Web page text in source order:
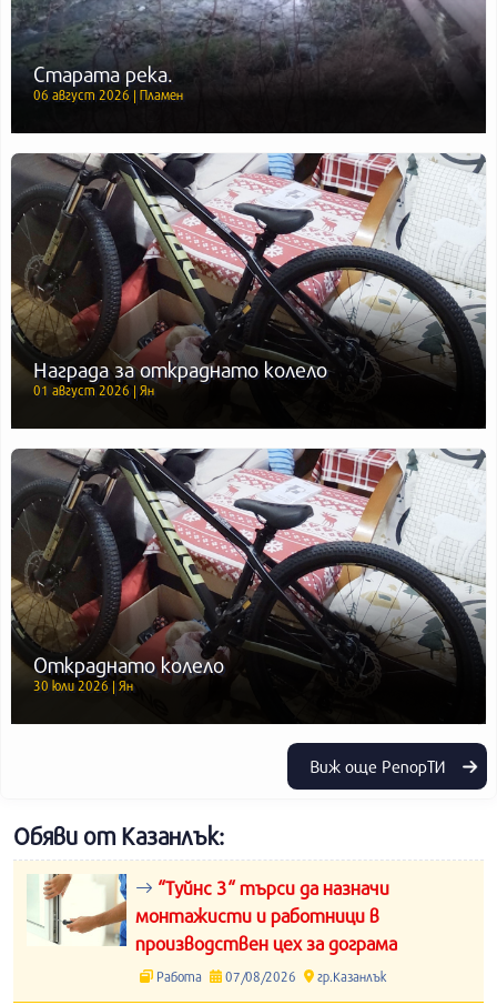
Старата река.
06 август 2026 | Пламен
Награда за откраднато колело
01 август 2026 | Ян
Откраднато колело
30 юли 2026 | Ян
Виж още РепорТИ
Обяви от Казанлък:
“Туйнс 3“ търси да назначи
монтажисти и работници в
производствен цех за дограма
Работа 07/08/2026 гр.Казанлък